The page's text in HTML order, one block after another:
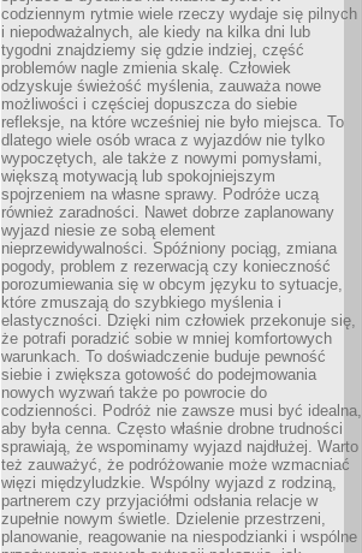
codziennym rytmie wiele rzeczy wydaje się pilnych
i niepodważalnych, ale kiedy na kilka dni lub
tygodni znajdziemy się gdzie indziej, część
problemów nagle zmienia skalę. Człowiek
odzyskuje świeżość myślenia, zauważa nowe
możliwości i częściej dopuszcza do siebie
refleksje, na które wcześniej nie było miejsca. To
dlatego wiele osób wraca z wyjazdów nie tylko
wypoczętych, ale także z nowymi pomysłami,
większą motywacją lub spokojniejszym
spojrzeniem na własne sprawy. Podróże uczą
również zaradności. Nawet dobrze zaplanowany
wyjazd niesie ze sobą element
nieprzewidywalności. Spóźniony pociąg, zmiana
pogody, problem z rezerwacją czy konieczność
porozumiewania się w obcym języku to sytuacje,
które zmuszają do szybkiego myślenia i
elastyczności. Dzięki nim człowiek przekonuje się,
że potrafi poradzić sobie w mniej komfortowych
warunkach. To doświadczenie buduje pewność
siebie i zwiększa gotowość do podejmowania
nowych wyzwań także po powrocie do
codzienności. Podróż nie zawsze musi być idealna,
aby była cenna. Często właśnie drobne trudności
sprawiają, że wspominamy wyjazd najdłużej. Warto
też zauważyć, że podróżowanie może wzmacniać
więzi międzyludzkie. Wspólny wyjazd z rodziną,
partnerem czy przyjaciółmi odsłania relacje w
zupełnie nowym świetle. Dzielenie przestrzeni,
planowanie, reagowanie na niespodzianki i wspólne